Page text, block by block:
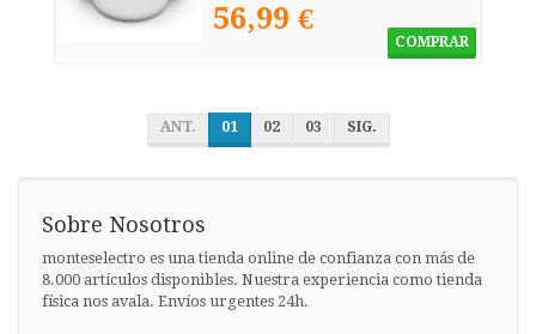
56,99 €
COMPRAR
ANT. 01 02 03 SIG.
Sobre Nosotros
monteselectro es una tienda online de confianza con más de
8.000 artículos disponibles. Nuestra experiencia como tienda
física nos avala. Envíos urgentes 24h.